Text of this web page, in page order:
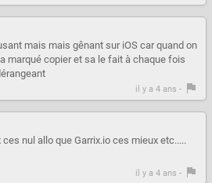
mais mais gênant sur iOS car quand on
a marqué copier et sa le fait à chaque fois
il y a 4 ans -
nul allo que Garrix.io ces mieux etc.....
il y a 4 ans -